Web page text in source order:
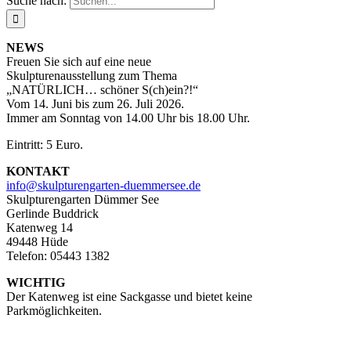
NEWS
Freuen Sie sich auf eine neue
Skulpturenausstellung zum Thema
„NATÜRLICH… schöner S(ch)ein?!“
Vom 14. Juni bis zum 26. Juli 2026.
Immer am Sonntag von 14.00 Uhr bis 18.00 Uhr.
Eintritt: 5 Euro.
KONTAKT
info@skulpturengarten-duemmersee.de
Skulpturengarten Dümmer See
Gerlinde Buddrick
Katenweg 14
49448 Hüde
Telefon: 05443 1382
WICHTIG
Der Katenweg ist eine Sackgasse und bietet keine
Parkmöglichkeiten.